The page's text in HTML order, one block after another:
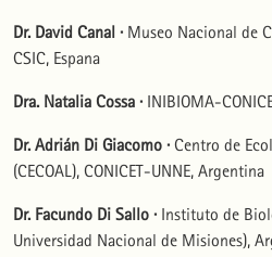
Dr. David Canal · Museo Nacional de
CSIC, Espana
Dra. Natalia Cossa · INIBIOMA-
Dr. Adrián Di Giacomo · Centro de
(CECOAL), CONICET-UNNE, Argentina
Dr. Facundo Di Sallo · Instituto de
Universidad Nacional de Misiones),